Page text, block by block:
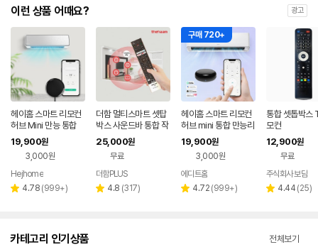
이런 상품 어때요? 광고
헤이홈 스마트 리모컨
허브 Mini 만능 통합
리모콘 전기히터 에어
컨 TV 원격제어
19,900원
3,000원
Hejhome
별 4.78 리
(999+)
더함 멀티스마트 셋탑
박스 사운드바 통합 작
동 통합리모컨
25,000원
무료
더함PLUS
별 4.8 리
(317)
구매 720+
헤이홈 스마트 리모컨
허브 mini 통합 만능리
모컨 TV 셋톱박스 에
어컨 원격제어
19,900원
3,000원
에디트홈
별 4.72 리
(999+)
통합 셋톱박스
모컨
12,900원
무료
주식회사 보담
별 4.44 리
(25)
카테고리 인기상품 전체보기